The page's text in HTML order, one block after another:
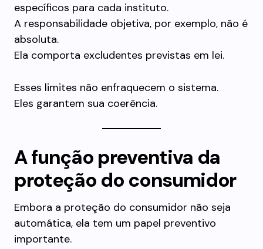
específicos para cada instituto.
A responsabilidade objetiva, por exemplo, não é
absoluta.
Ela comporta excludentes previstas em lei.
Esses limites não enfraquecem o sistema.
Eles garantem sua coerência.
A função preventiva da
proteção do consumidor
Embora a proteção do consumidor não seja
automática, ela tem um papel preventivo
importante.